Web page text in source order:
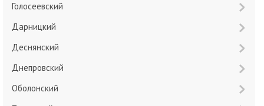
Голосеевский
Дарницкий
Деснянский
Днепровский
Оболонский